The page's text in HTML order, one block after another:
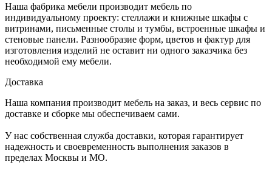
Наша фабрика мебели производит мебель по
индивидуальному проекту: стеллажи и книжные шкафы с
витринами, письменные столы и тумбы, встроенные шкафы и
стеновые панели. Разнообразие форм, цветов и фактур для
изготовления изделий не оставит ни одного заказчика без
необходимой ему мебели.
Доставка
Наша компания производит мебель на заказ, и весь сервис по
доставке и сборке мы обеспечиваем сами.
У нас собственная служба доставки, которая гарантирует
надежность и своевременность выполнения заказов в
пределах Москвы и МО.